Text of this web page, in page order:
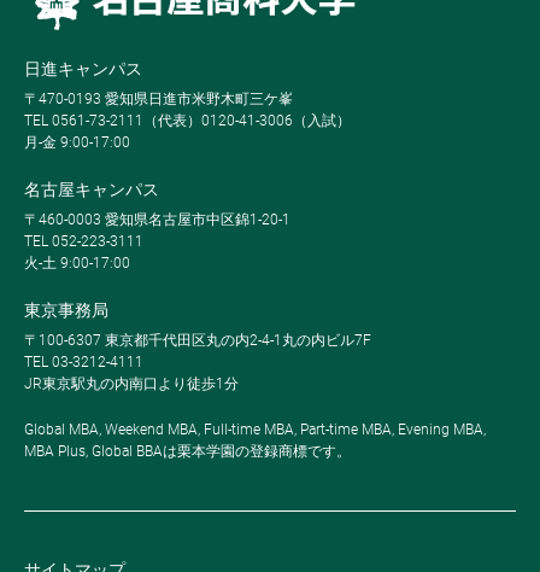
日進キャンパス
〒470-0193 愛知県日進市米野木町三ケ峯
TEL 0561-73-2111（代表）0120-41-3006（入試）
月-金 9:00-17:00
名古屋キャンパス
〒460-0003 愛知県名古屋市中区錦1-20-1
TEL 052-223-3111
火-土 9:00-17:00
東京事務局
〒100-6307 東京都千代田区丸の内2-4-1丸の内ビル7F
TEL 03-3212-4111
JR東京駅丸の内南口より徒歩1分
Global MBA, Weekend MBA, Full-time MBA, Part-time MBA, Evening MBA,
MBA Plus, Global BBAは栗本学園の登録商標です。